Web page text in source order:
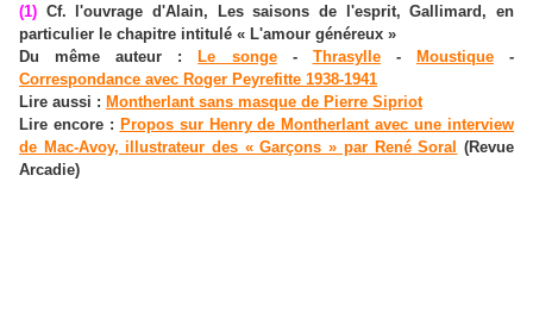
(1) Cf. l'ouvrage d'Alain, Les saisons de l'esprit, Gallimard, en
particulier le chapitre intitulé « L'amour généreux »
Du même auteur :
Le songe- Thrasylle- Moustique-
Correspondance avec Roger Peyrefitte 1938-1941
Lire aussi : Montherlant sans masque de Pierre Sipriot
Lire encore : Propos sur Henry de Montherlant avec une interview
de Mac-Avoy, illustrateur des « Garçons » par René Soral (Revue
Arcadie)